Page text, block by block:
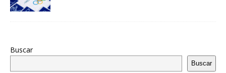
Buscar
Buscar